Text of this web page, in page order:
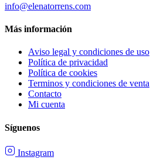
info@elenatorrens.com
Más información
Aviso legal y condiciones de uso
Política de privacidad
Política de cookies
Terminos y condiciones de venta
Contacto
Mi cuenta
Síguenos
Instagram